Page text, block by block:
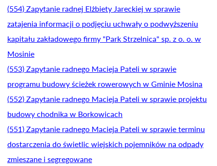
(554) Zapytanie radnej Elżbiety Jareckiej w sprawie
zatajenia informacji o podjęciu uchwały o podwyższeniu
kapitału zakładowego firmy "Park Strzelnica" sp. z o. o. w
Mosinie
(553) Zapytanie radnego Macieja Pateli w sprawie
programu budowy ścieżek rowerowych w Gminie Mosina
(552) Zapytanie radnego Macieja Pateli w sprawie projektu
budowy chodnika w Borkowicach
(551) Zapytanie radnego Macieja Pateli w sprawie terminu
dostarczenia do świetlic wiejskich pojemników na odpady
zmieszane i segregowane